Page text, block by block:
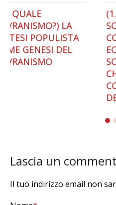
(1. DOTTRINA
SOCIALE) IL
CONTRIBUTO
ECONOMICO
SOCIALE DELLA
Lascia un
Il tuo indirizzo email non